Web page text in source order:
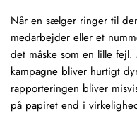
Når en sælger ringer til
medarbejder eller et
det måske som en lille
kampagne bliver hurtigt
rapporteringen bliver
på papiret end i